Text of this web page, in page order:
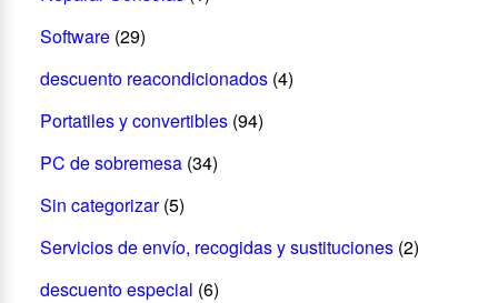
Software (29)
descuento reacondicionados (4)
Portatiles y convertibles (94)
PC de sobremesa (34)
Sin categorizar (5)
Servicios de envío, recogidas y sustituciones (2)
descuento especial (6)